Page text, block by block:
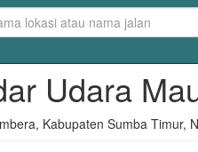
Udara
Kabupaten Sumba Timur,